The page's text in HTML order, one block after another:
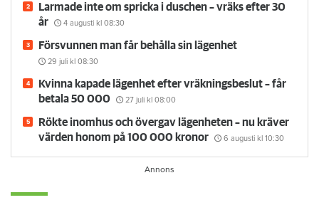
Larmade inte om spricka i duschen – vräks efter 30
år
4 augusti kl 08:30
Försvunnen man får behålla sin lägenhet
29 juli kl 08:30
Kvinna kapade lägenhet efter vräkningsbeslut – får
betala 50 000
27 juli kl 08:00
Rökte inomhus och övergav lägenheten – nu kräver
värden honom på 100 000 kronor
6 augusti kl 10:30